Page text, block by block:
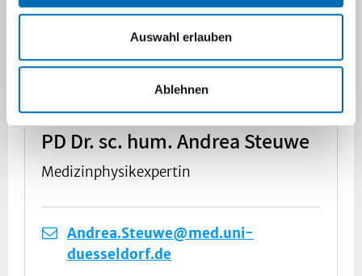
Auswahl erlauben
Ablehnen
PD Dr. sc. hum. Andrea Steuwe
Medizinphysikexpertin
Andrea.Steuwe@med.uni-
duesseldorf.de